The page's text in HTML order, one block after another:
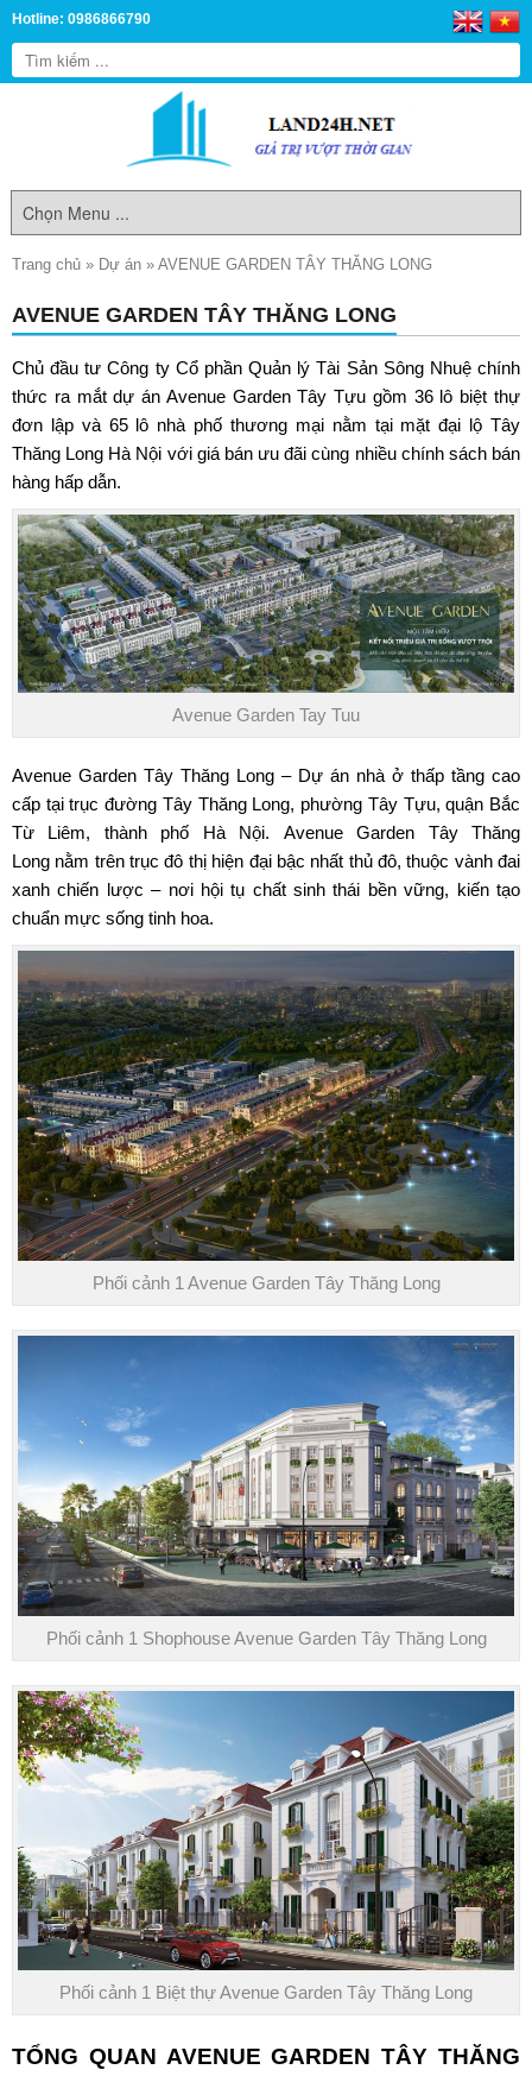
Hotline: 0986866790
Trang chủ » Dự án » AVENUE GARDEN TÂY THĂNG LONG
AVENUE GARDEN TÂY THĂNG LONG
Chủ đầu tư Công ty Cổ phần Quản lý Tài Sản Sông Nhuệ chính
thức ra mắt dự án Avenue Garden Tây Tựu gồm 36 lô biệt thự
đơn lập và 65 lô nhà phố thương mại nằm tại mặt đại lộ Tây
Thăng Long Hà Nội với giá bán ưu đãi cùng nhiều chính sách bán
hàng hấp dẫn.
Avenue Garden Tay Tuu
Avenue Garden Tây Thăng Long – Dự án nhà ở thấp tầng cao
cấp tại trục đường Tây Thăng Long, phường Tây Tựu, quận Bắc
Từ Liêm, thành phố Hà Nội. Avenue Garden Tây Thăng
Long nằm trên trục đô thị hiện đại bậc nhất thủ đô, thuộc vành đai
xanh chiến lược – nơi hội tụ chất sinh thái bền vững, kiến tạo
chuẩn mực sống tinh hoa.
Phối cảnh 1 Avenue Garden Tây Thăng Long
Phối cảnh 1 Shophouse Avenue Garden Tây Thăng Long
Phối cảnh 1 Biệt thự Avenue Garden Tây Thăng Long
TỔNG QUAN AVENUE GARDEN TÂY THĂNG